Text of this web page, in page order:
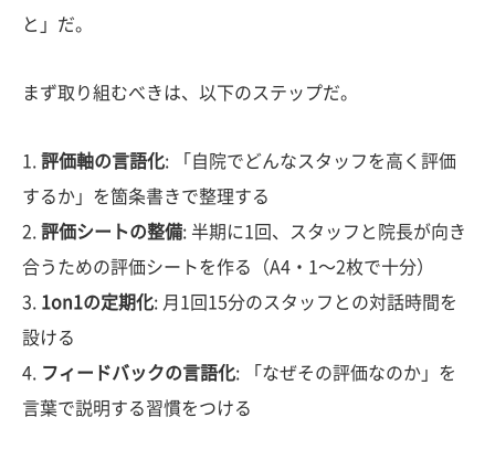
と」だ。
まず取り組むべきは、以下のステップだ。
1. 評価軸の言語化: 「自院でどんなスタッフを高く評価
するか」を箇条書きで整理する
2. 評価シートの整備: 半期に1回、スタッフと院長が向き
合うための評価シートを作る（A4・1〜2枚で十分）
3.
1on1の定期化: 月1回15分のスタッフとの対話時間を
設ける
4.
フィードバックの言語化: 「なぜその評価なのか」を
言葉で説明する習慣をつける